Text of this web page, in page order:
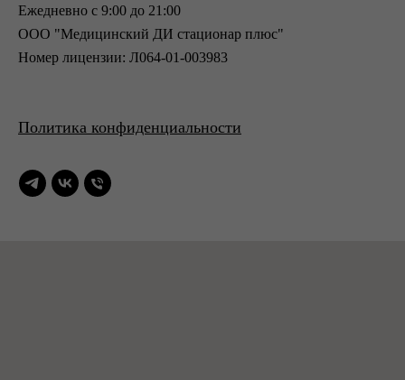
Ежедневно с 9:00 до 21:00
ООО "Медицинский ДИ стационар плюс"
Номер лицензии: Л064-01-003983
Политика конфиденциальности